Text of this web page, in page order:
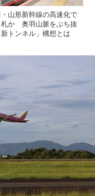
山形新幹線の高速化で
札か 奥羽山脈をぶち抜
新トンネル」構想とは